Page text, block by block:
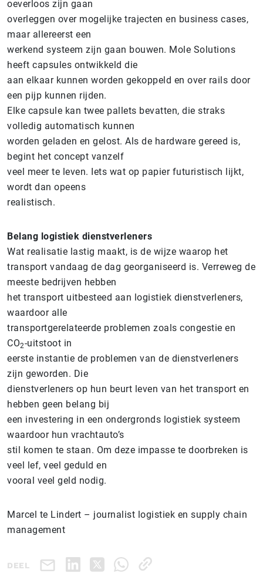
oeverloos zijn gaan
overleggen over mogelijke trajecten en business cases,
maar allereerst een
werkend systeem zijn gaan bouwen. Mole Solutions
heeft capsules ontwikkeld die
aan elkaar kunnen worden gekoppeld en over rails door
een pijp kunnen rijden.
Elke capsule kan twee pallets bevatten, die straks
volledig automatisch kunnen
worden geladen en gelost. Als de hardware gereed is,
begint het concept vanzelf
veel meer te leven. Iets wat op papier futuristisch lijkt,
wordt dan opeens
realistisch.
Belang logistiek dienstverleners
Wat realisatie lastig maakt, is de wijze waarop het
transport vandaag de dag georganiseerd is. Verreweg de
meeste bedrijven hebben
het transport uitbesteed aan logistiek dienstverleners,
waardoor alle
transportgerelateerde problemen zoals congestie en
CO2-uitstoot in
eerste instantie de problemen van de dienstverleners
zijn geworden. Die
dienstverleners op hun beurt leven van het transport en
hebben geen belang bij
een investering in een ondergronds logistiek systeem
waardoor hun vrachtauto’s
stil komen te staan. Om deze impasse te doorbreken is
veel lef, veel geduld en
vooral veel geld nodig.
Marcel te Lindert – journalist logistiek en supply chain
management
DEEL